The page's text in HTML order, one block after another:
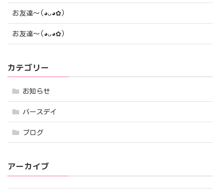
お友達〜(⁠◕⁠ᴗ⁠◕⁠✿⁠)
お友達〜(⁠◕⁠ᴗ⁠◕⁠✿⁠)
カテゴリー
お知らせ
バースデイ
ブログ
アーカイブ